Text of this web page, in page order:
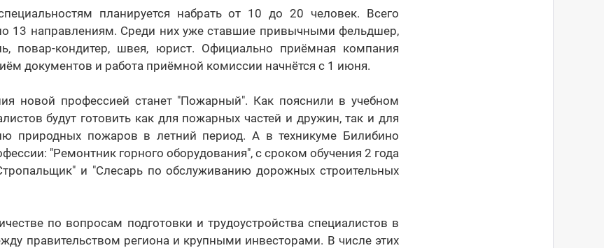
планируется набрать от 10 до 20 человек. Всего
13 направлениям. Среди них уже ставшие привычными фельдшер,
повар-кондитер, швея, юрист. Официально приёмная компания
документов и работа приёмной комиссии начнётся с 1 июня.
новой профессией станет "Пожарный". Как пояснили в учебном
будут готовить как для пожарных частей и дружин, так и для
природных пожаров в летний период. А в техникуме Билибино
"Ремонтник горного оборудования", с сроком обучения 2 года
и "Слесарь по обслуживанию дорожных строительных
по вопросам подготовки и трудоустройства специалистов в
правительством региона и крупными инвесторами. В числе этих